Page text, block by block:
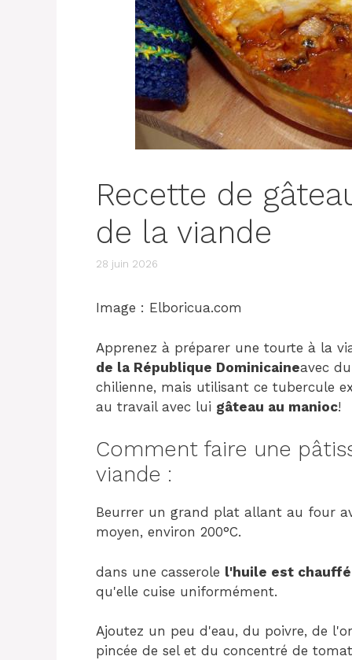
Recette de
de la viande
28 juin 2026
Image : Elboricua.com
Apprenez à préparer une tourte à la
de la République Dominicaineavec
chilienne, mais utilisant ce tubercule
au travail avec lui gâteau au manioc!
Comment faire une
viande :
Beurrer un grand plat allant au four
moyen, environ 200°C.
dans une casserole l'huile est
qu'elle cuise uniformément.
Ajoutez un peu d'eau, du poivre, de
pincée de sel et du concentré de